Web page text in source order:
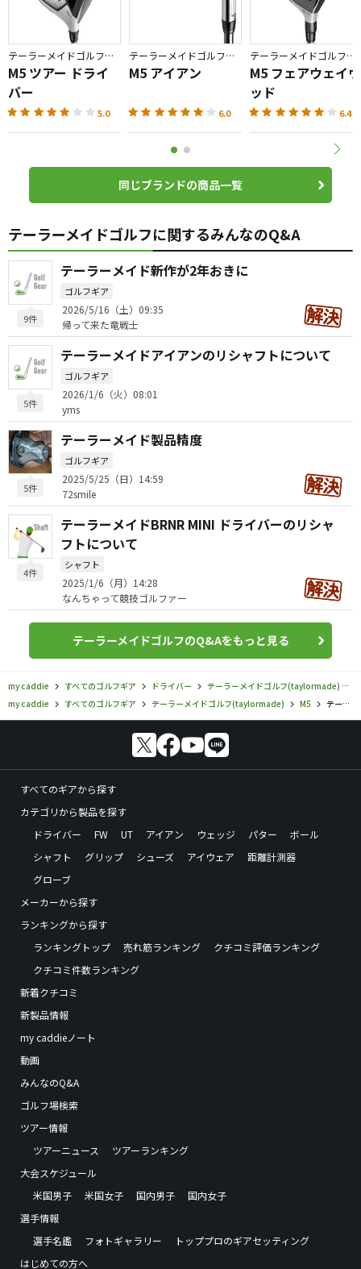
テーラーメイドゴルフ／M5
M5 ツアー ドライ
バー
5.0
テーラーメイドゴルフ／M5
M5 アイアン
6.0
テーラーメイドゴルフ／M5
M5 フェアウェイウ
ッド
6.4
同じブランドの商品一覧
テーラーメイドゴルフに関するみんなのQ&A
9件
テーラーメイド新作が2年おきに
ゴルフギア
2026/5/16（土）09:35
帰って来た竜戦士
5件
テーラーメイドアイアンのリシャフトについて
ゴルフギア
2026/1/6（火）08:01
yms
5件
テーラーメイド製品精度
ゴルフギア
2025/5/25（日）14:59
72smile
4件
テーラーメイドBRNR MINI ドライバーのリシャ
フトについて
シャフト
2025/1/6（月）14:28
なんちゃって競技ゴルファー
テーラーメイドゴルフのQ&Aをもっと見る
my caddie すべてのゴルフギア ドライバー テーラーメイドゴルフ(taylormade)
my caddie
すべてのゴルフギア テーラーメイドゴルフ(taylormade) M5 テーラーメイドゴルフ／M5／M5 ドライバーの口コミ評価
すべてのギアから探す
カテゴリから製品を探す
ドライバー
FW UT アイアン ウェッジ パター
ボール
シャフト
グリップ シューズ アイウェア
距離計測器
グローブ
メーカーから探す
ランキングから探す
ランキングトップ
売れ筋ランキング
クチコミ評価ランキング
クチコミ件数ランキング
新着クチコミ
新製品情報
my caddieノート
動画
みんなのQ&A
ゴルフ場検索
ツアー情報
ツアーニュース
ツアーランキング
大会スケジュール
米国男子
米国女子 国内男子
国内女子
選手情報
選手名鑑
フォトギャラリー
トッププロのギアセッティング
はじめての方へ